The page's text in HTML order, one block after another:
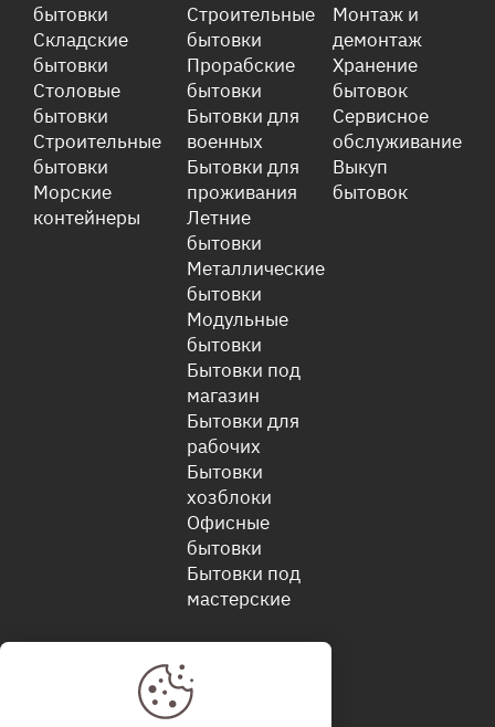
бытовки
Складские
бытовки
Столовые
бытовки
Строительные
бытовки
Морские
контейнеры
Строительные
бытовки
Прорабские
бытовки
Бытовки для
военных
Бытовки для
проживания
Летние
бытовки
Металлические
бытовки
Модульные
бытовки
Бытовки под
магазин
Бытовки для
рабочих
Бытовки
хозблоки
Офисные
бытовки
Бытовки под
мастерские
Монтаж и
демонтаж
Хранение
бытовок
Сервисное
обслуживание
Выкуп
бытовок